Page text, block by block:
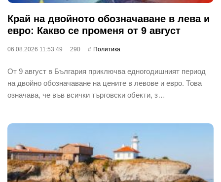
Край на двойното обозначаване в лева и
евро: Какво се променя от 9 август
06.08.2026 11:53:49 290 Политика
От 9 август в България приключва едногодишният период
на двойно обозначаване на цените в левове и евро. Това
означава, че във всички търговски обекти, з…